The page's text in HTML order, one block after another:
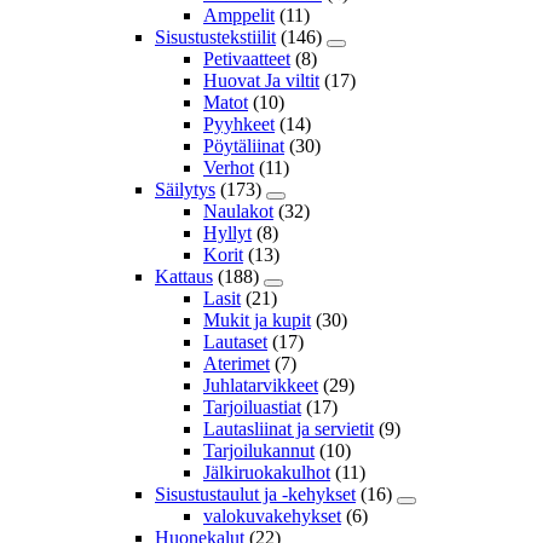
Amppelit (11)
Sisustustekstiilit (146)
Petivaatteet (8)
Huovat Ja viltit (17)
Matot (10)
Pyyhkeet (14)
Pöytäliinat (30)
Verhot (11)
Säilytys (173)
Naulakot (32)
Hyllyt (8)
Korit (13)
Kattaus (188)
Lasit (21)
Mukit ja kupit (30)
Lautaset (17)
Aterimet (7)
Juhlatarvikkeet (29)
Tarjoiluastiat (17)
Lautasliinat ja servietit (9)
Tarjoilukannut (10)
Jälkiruokakulhot (11)
Sisustustaulut ja -kehykset (16)
valokuvakehykset (6)
Huonekalut (22)